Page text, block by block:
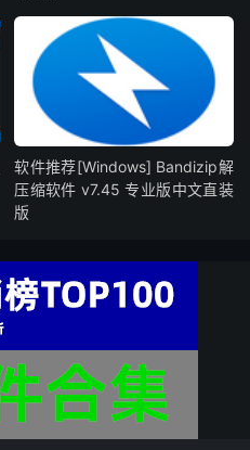
软件推荐[Windows] Bandizip解
压缩软件 v7.45 专业版中文直装
版